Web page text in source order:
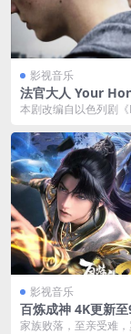
影视音乐
法官大人 Your
两季全【
本剧改编自以色列剧《
政律惊悚剧。科兰...
影视音乐
百炼成神 4K更新至
云下载
家族败落，至亲受难，